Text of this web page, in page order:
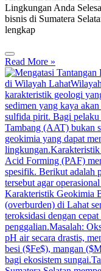
Lingkungan Anda
bisnis di Sumatera
lengkap
Read More »